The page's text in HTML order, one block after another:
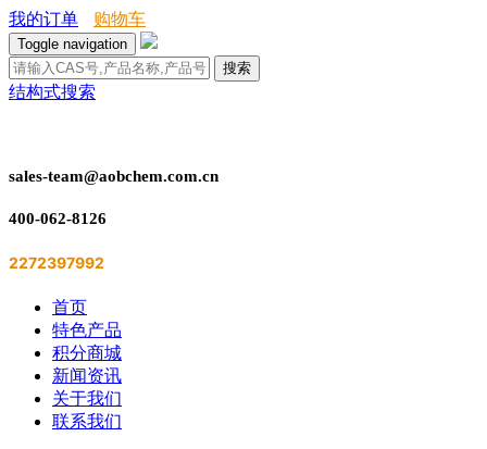
我的订单 购物车
Toggle navigation
搜索
结构式搜索
sales-team@aobchem.com.cn
400-062-8126
2272397992
首页
特色产品
积分商城
新闻资讯
关于我们
联系我们